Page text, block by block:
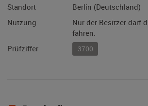
Standort
Berlin (Deutschland)
Nutzung
Nur der Besitzer darf
fahren.
Prüfziffer
3700